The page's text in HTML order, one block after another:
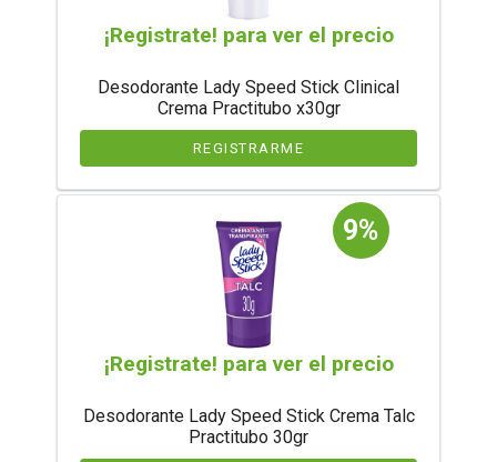
¡Registrate! para ver el precio
Desodorante Lady Speed Stick Clinical
Crema Practitubo x30gr
REGISTRARME
9%
¡Registrate! para ver el precio
Desodorante Lady Speed Stick Crema Talc
Practitubo 30gr